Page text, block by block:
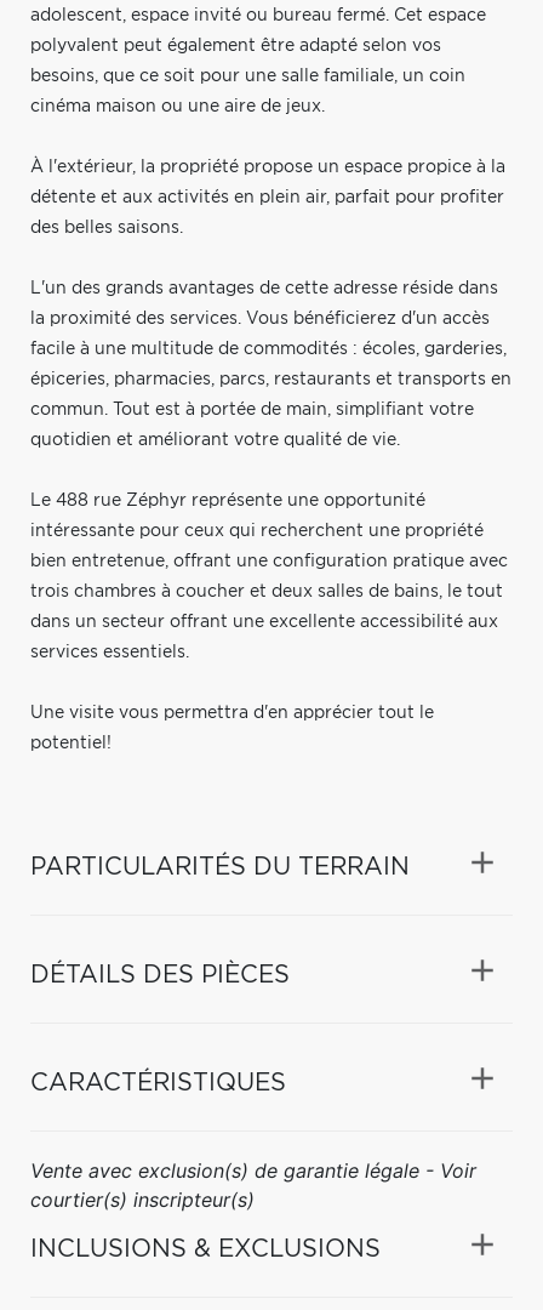
adolescent, espace invité ou bureau fermé. Cet espace
polyvalent peut également être adapté selon vos
besoins, que ce soit pour une salle familiale, un coin
cinéma maison ou une aire de jeux.
À l'extérieur, la propriété propose un espace propice à la
détente et aux activités en plein air, parfait pour profiter
des belles saisons.
L'un des grands avantages de cette adresse réside dans
la proximité des services. Vous bénéficierez d'un accès
facile à une multitude de commodités : écoles, garderies,
épiceries, pharmacies, parcs, restaurants et transports en
commun. Tout est à portée de main, simplifiant votre
quotidien et améliorant votre qualité de vie.
Le 488 rue Zéphyr représente une opportunité
intéressante pour ceux qui recherchent une propriété
bien entretenue, offrant une configuration pratique avec
trois chambres à coucher et deux salles de bains, le tout
dans un secteur offrant une excellente accessibilité aux
services essentiels.
Une visite vous permettra d'en apprécier tout le
potentiel!
PARTICULARITÉS DU TERRAIN
DÉTAILS DES PIÈCES
CARACTÉRISTIQUES
Vente avec exclusion(s) de garantie légale - Voir
courtier(s) inscripteur(s)
INCLUSIONS & EXCLUSIONS